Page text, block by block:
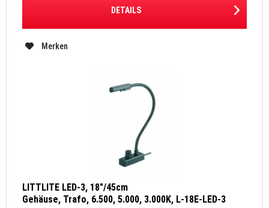
DETAILS
Merken
LITTLITE LED-3, 18"/45cm
Gehäuse, Trafo, 6.500, 5.000, 3.000K, L-18E-LED-3